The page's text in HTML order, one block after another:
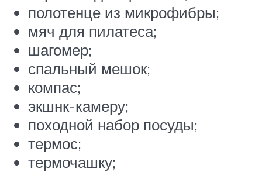
полотенце из микрофибры;
мяч для пилатеса;
шагомер;
спальный мешок;
компас;
экшнк-камеру;
походной набор посуды;
термос;
термочашку;